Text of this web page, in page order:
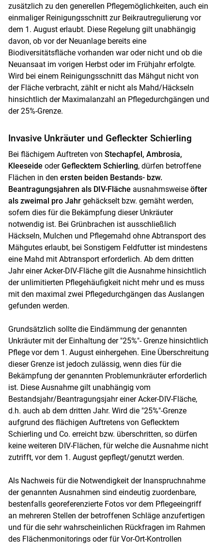
Skip to main content
zusätzlich zu den generellen Pflegemöglichkeiten, auch ein
einmaliger Reinigungsschnitt zur Beikrautregulierung vor
dem 1. August erlaubt. Diese Regelung gilt unabhängig
davon, ob vor der Neuanlage bereits eine
Biodiversitätsfläche vorhanden war oder nicht und ob die
Neuansaat im vorigen Herbst oder im Frühjahr erfolgte.
Wird bei einem Reinigungsschnitt das Mähgut nicht von
der Fläche verbracht, zählt er nicht als Mahd/Häckseln
hinsichtlich der Maximalanzahl an Pflegedurchgängen und
der 25%-Grenze.
Invasive Unkräuter und Gefleckter Schierling
Bei flächigem Auftreten von Stechapfel, Ambrosia,
Kleeseide oderGeflecktem Schierling, dürfen betroffene
Flächen in den ersten beiden Bestands- bzw.
Beantragungsjahren als DIV-Fläche ausnahmsweise öfter
als zweimal pro Jahr gehäckselt bzw. gemäht werden,
sofern dies für die Bekämpfung dieser Unkräuter
notwendig ist. Bei Grünbrachen ist ausschließlich
Häckseln, Mulchen und Pflegemahd ohne Abtransport des
Mähgutes erlaubt, bei Sonstigem Feldfutter ist mindestens
eine Mahd mit Abtransport erforderlich. Ab dem dritten
Jahr einer Acker-DIV-Fläche gilt die Ausnahme hinsichtlich
der unlimitierten Pflegehäufigkeit nicht mehr und es muss
mit den maximal zwei Pflegedurchgängen das Auslangen
gefunden werden.
Grundsätzlich sollte die Eindämmung der genannten
Unkräuter mit der Einhaltung der "25%"- Grenze hinsichtlich
Pflege vor dem 1. August einhergehen. Eine Überschreitung
dieser Grenze ist jedoch zulässig, wenn dies für die
Bekämpfung der genannten Problemunkräuter erforderlich
ist. Diese Ausnahme gilt unabhängig vom
Bestandsjahr/Beantragungsjahr einer Acker-DIV-Fläche,
d.h. auch ab dem dritten Jahr. Wird die "25%"-Grenze
aufgrund des flächigen Auftretens von Geflecktem
Schierling und Co. erreicht bzw. überschritten, so dürfen
keine weiteren DIV-Flächen, für welche die Ausnahme nicht
zutrifft, vor dem 1. August gepflegt/genutzt werden.
Als Nachweis für die Notwendigkeit der Inanspruchnahme
der genannten Ausnahmen sind eindeutig zuordenbare,
bestenfalls georeferenzierte Fotos vor dem Pflegeeingriff
an mehreren Stellen der betroffenen Schläge anzufertigen
und für die sehr wahrscheinlichen Rückfragen im Rahmen
des Flächenmonitorings oder für Vor-Ort-Kontrollen